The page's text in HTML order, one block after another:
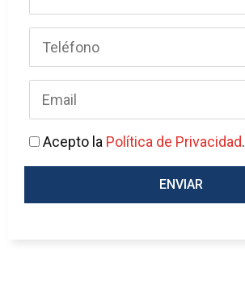
Acepto la Política de Privacidad.